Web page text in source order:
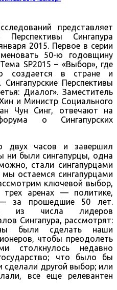
представляет
Сингапура
2015. Первое в серии
50-ю годовщину
SP2015 – «Выбор», где
создается в стране и
Перспективы
Диалог». Заместитель
и Министр Социального
Чун Синг, отвечают на
о Сингапурских
двух часов и завершил
ни были сингапурцы, одна
стали сингапурцами
остаемся сингапурцами
ключевой выбор,
аренах — политике,
за прошедшие 50 лет.
из числа лидеров
Сингапура, рассмотрят:
были сделать наши
чтобы преодолеть
столкнулось недавно
что было бы
сделали другой выбор; или
все еще релевантен